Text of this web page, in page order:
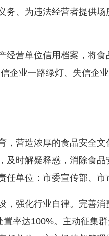
、为违法经营者提供
营单位信用档案，将食
企业一路绿灯、失信企
营造浓厚的食品安全文
及时解疑释惑，消除食
单位：市委宣传部、市
强化行业自律。完善消
率达100%。主动征集